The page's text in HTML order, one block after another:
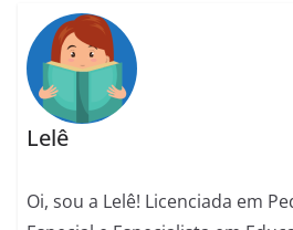
Lelê
Oi, sou a Lelê! Licenciada em